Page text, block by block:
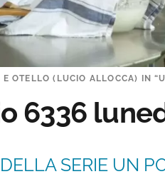
OTELLO (LUCIO ALLOCCA) IN
6336
SERIE UN